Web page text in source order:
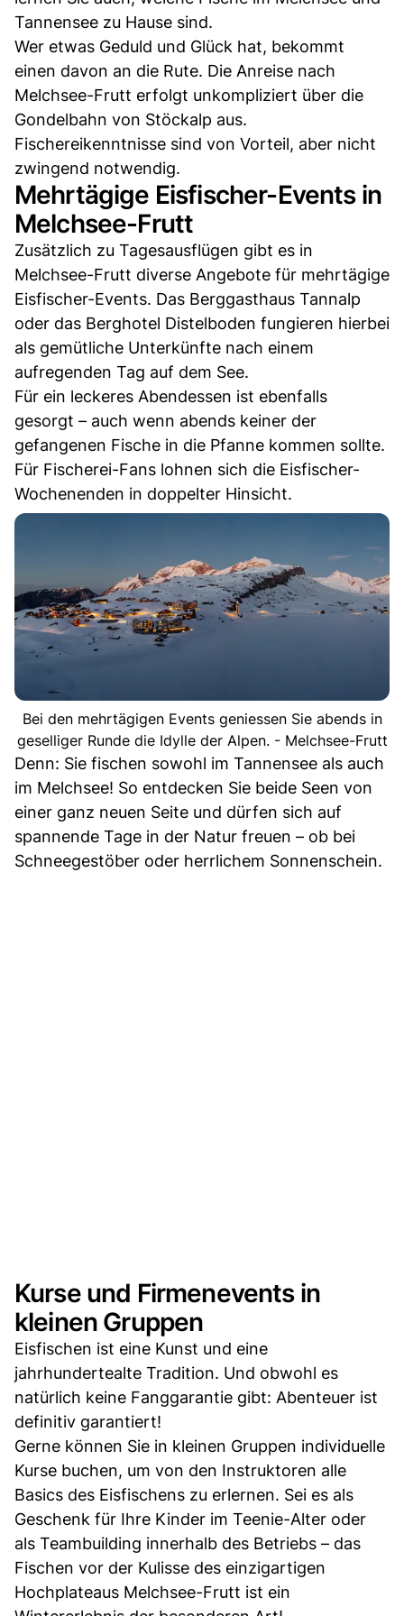
Tannensee zu Hause sind.
Wer etwas Geduld und Glück hat, bekommt
einen davon an die Rute. Die Anreise nach
Melchsee-Frutt erfolgt unkompliziert über die
Gondelbahn von Stöckalp aus.
Fischereikenntnisse sind von Vorteil, aber nicht
zwingend notwendig.
Mehrtägige Eisfischer-Events in
Melchsee-Frutt
Zusätzlich zu Tagesausflügen gibt es in
Melchsee-Frutt diverse Angebote für mehrtägige
Eisfischer-Events. Das Berggasthaus Tannalp
oder das Berghotel Distelboden fungieren hierbei
als gemütliche Unterkünfte nach einem
aufregenden Tag auf dem See.
Für ein leckeres Abendessen ist ebenfalls
gesorgt – auch wenn abends keiner der
gefangenen Fische in die Pfanne kommen sollte.
Für Fischerei-Fans lohnen sich die Eisfischer-
Wochenenden in doppelter Hinsicht.
Bei den mehrtägigen Events geniessen Sie abends in
geselliger Runde die Idylle der Alpen. - Melchsee-Frutt
Denn: Sie fischen sowohl im Tannensee als auch
im Melchsee! So entdecken Sie beide Seen von
einer ganz neuen Seite und dürfen sich auf
spannende Tage in der Natur freuen – ob bei
Schneegestöber oder herrlichem Sonnenschein.
Kurse und Firmenevents in
kleinen Gruppen
Eisfischen ist eine Kunst und eine
jahrhundertealte Tradition. Und obwohl es
natürlich keine Fanggarantie gibt: Abenteuer ist
definitiv garantiert!
Gerne können Sie in kleinen Gruppen individuelle
Kurse buchen, um von den Instruktoren alle
Basics des Eisfischens zu erlernen. Sei es als
Geschenk für Ihre Kinder im Teenie-Alter oder
als Teambuilding innerhalb des Betriebs – das
Fischen vor der Kulisse des einzigartigen
Hochplateaus Melchsee-Frutt ist ein